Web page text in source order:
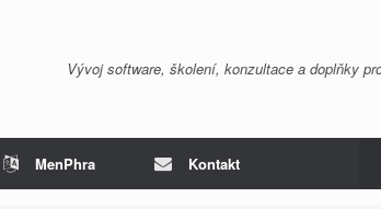
Vývoj software, školení, konzultace a doplňky
MenPhra Kontakt